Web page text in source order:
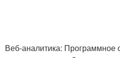
Веб-аналитика: Программное